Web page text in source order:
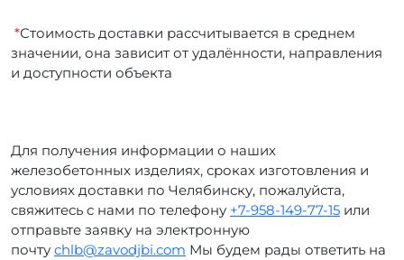
*Стоимость доставки рассчитывается в среднем
значении, она зависит от удалённости, направления
и доступности объекта
Для получения информации о наших
железобетонных изделиях, сроках изготовления и
условиях доставки по Челябинску, пожалуйста,
свяжитесь с нами по телефону +7-958-149-77-15 или
отправьте заявку на электронную
почту chlb@zavodjbi.com Мы будем рады ответить на